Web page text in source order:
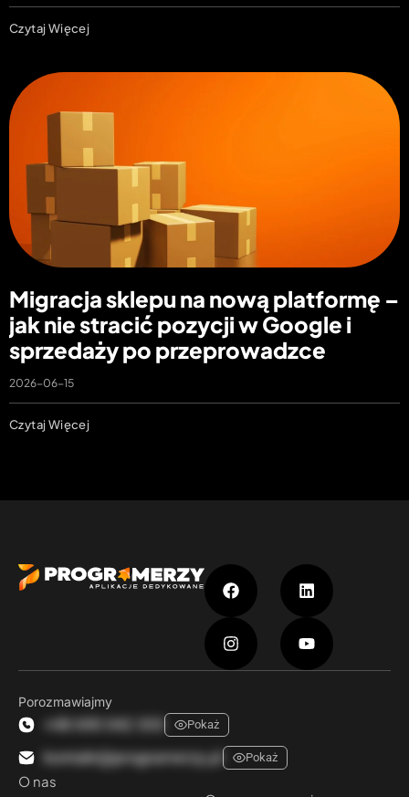
Czytaj Więcej
Migracja sklepu na nową platformę –
jak nie stracić pozycji w Google i
sprzedaży po przeprowadzce
2026-06-15
Czytaj Więcej
Porozmawiajmy
+48 690 042 333 Pokaż
kontakt@programerzy.pl Pokaż
O nas